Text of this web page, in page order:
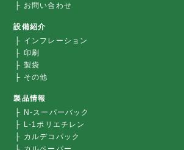
├ お問い合わせ
設備紹介
├ インフレーション
├ 印刷
├ 製袋
├ その他
製品情報
├ N-スーパーバック
├ L-1ポリエチレン
├ カルデコパック